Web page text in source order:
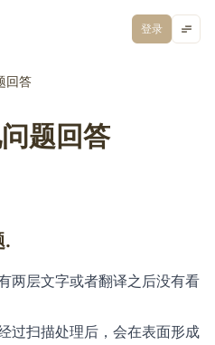
登录
回答
题回答
.
两层文字或者翻译之后没有看
过扫描处理后，会在表面形成